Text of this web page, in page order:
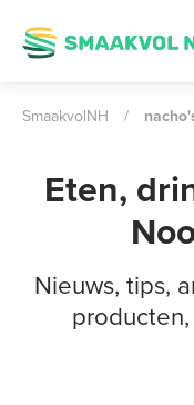
SmaakvolNH /
Eten,
Nieuws, tips,